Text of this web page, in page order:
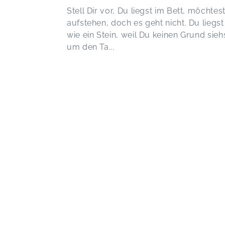
Stell Dir vor, Du liegst im Bett, möchtest
aufstehen, doch es geht nicht. Du liegst
wie ein Stein, weil Du keinen Grund
um den Ta...